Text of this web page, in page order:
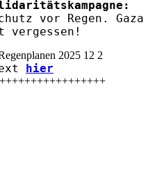
vor Regen. Gaza
vergessen!
hier